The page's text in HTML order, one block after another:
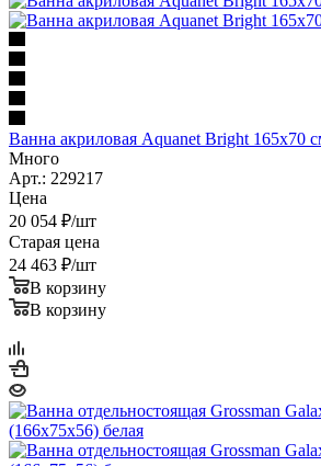
Ванна акриловая Aquanet Bright 165x70 см
Много
Арт.: 229217
Цена
20 054₽/шт
Старая цена
24 463₽/шт
В корзину